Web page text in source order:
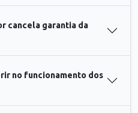
cancela garantia da
no funcionamento dos